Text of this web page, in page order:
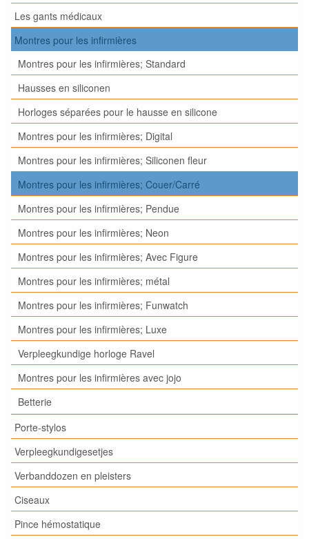
Les gants médicaux
Montres pour les infirmières
Montres pour les infirmières; Standard
Hausses en siliconen
Horloges séparées pour le hausse en silicone
Montres pour les infirmières; Digital
Montres pour les infirmières; Siliconen fleur
Montres pour les infirmières; Couer/Carré
Montres pour les infirmières; Pendue
Montres pour les infirmières; Neon
Montres pour les infirmières; Avec Figure
Montres pour les infirmières; métal
Montres pour les infirmières; Funwatch
Montres pour les infirmières; Luxe
Verpleegkundige horloge Ravel
Montres pour les infirmières avec jojo
Betterie
Porte-stylos
Verpleegkundigesetjes
Verbanddozen en pleisters
Ciseaux
Pince hémostatique